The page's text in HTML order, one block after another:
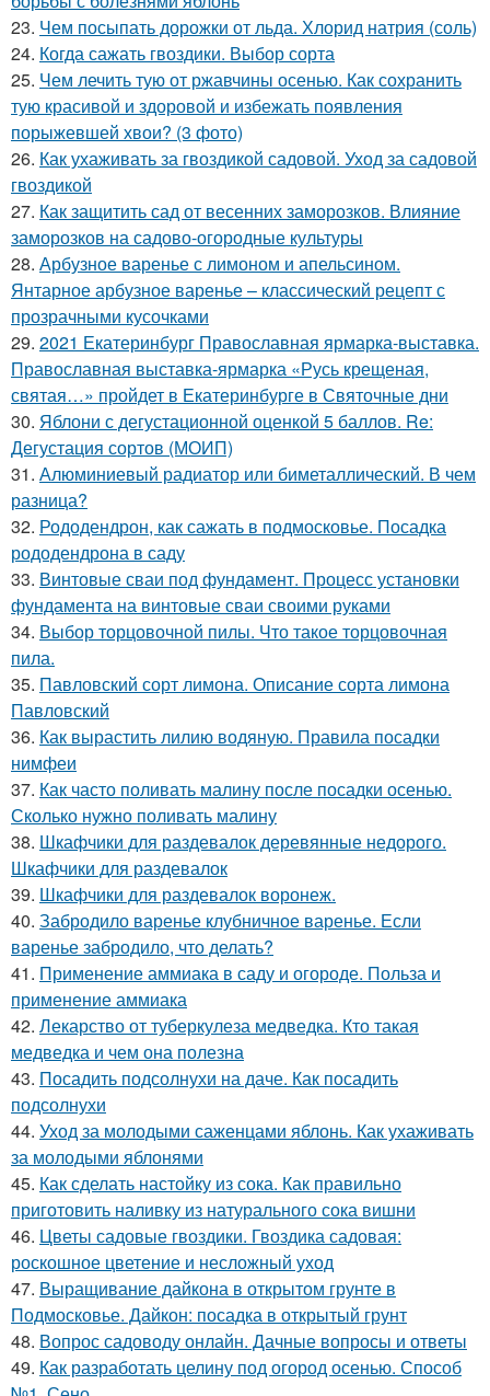
23. Чем посыпать дорожки от льда. Хлорид натрия (соль)
24. Когда сажать гвоздики. Выбор сорта
25. Чем лечить тую от ржавчины осенью. Как сохранить
тую красивой и здоровой и избежать появления
порыжевшей хвои? (3 фото)
26. Как ухаживать за гвоздикой садовой. Уход за садовой
гвоздикой
27. Как защитить сад от весенних заморозков. Влияние
заморозков на садово-огородные культуры
28. Арбузное варенье с лимоном и апельсином.
Янтарное арбузное варенье – классический рецепт с
прозрачными кусочками
29. 2021 Екатеринбург Православная ярмарка-выставка.
Православная выставка-ярмарка «Русь крещеная,
святая…» пройдет в Екатеринбурге в Святочные дни
30. Яблони с дегустационной оценкой 5 баллов. Re:
Дегустация сортов (МОИП)
31. Алюминиевый радиатор или биметаллический. В чем
разница?
32. Рододендрон, как сажать в подмосковье. Посадка
рододендрона в саду
33. Винтовые сваи под фундамент. Процесс установки
фундамента на винтовые сваи своими руками
34. Выбор торцовочной пилы. Что такое торцовочная
пила.
35. Павловский сорт лимона. Описание сорта лимона
Павловский
36. Как вырастить лилию водяную. Правила посадки
нимфеи
37. Как часто поливать малину после посадки осенью.
Сколько нужно поливать малину
38. Шкафчики для раздевалок деревянные недорого.
Шкафчики для раздевалок
39. Шкафчики для раздевалок воронеж.
40. Забродило варенье клубничное варенье. Если
варенье забродило, что делать?
41. Применение аммиака в саду и огороде. Польза и
применение аммиака
42. Лекарство от туберкулеза медведка. Кто такая
медведка и чем она полезна
43. Посадить подсолнухи на даче. Как посадить
подсолнухи
44. Уход за молодыми саженцами яблонь. Как ухаживать
за молодыми яблонями
45. Как сделать настойку из сока. Как правильно
приготовить наливку из натурального сока вишни
46. Цветы садовые гвоздики. Гвоздика садовая:
роскошное цветение и несложный уход
47. Выращивание дайкона в открытом грунте в
Подмосковье. Дайкон: посадка в открытый грунт
48. Вопрос садоводу онлайн. Дачные вопросы и ответы
49. Как разработать целину под огород осенью. Способ